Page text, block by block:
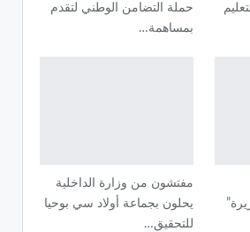
حملة التضامن الوطني لتقدم
بمساهمة…
مفتشون من وزارة الداخلية
يحلون بجماعة أولاد سي بوحيا
للتحقيق…